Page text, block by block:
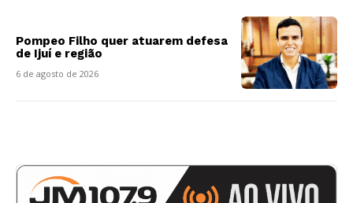
Pompeo Filho quer atuarem defesa
de Ijuí e região
6 de agosto de 2026